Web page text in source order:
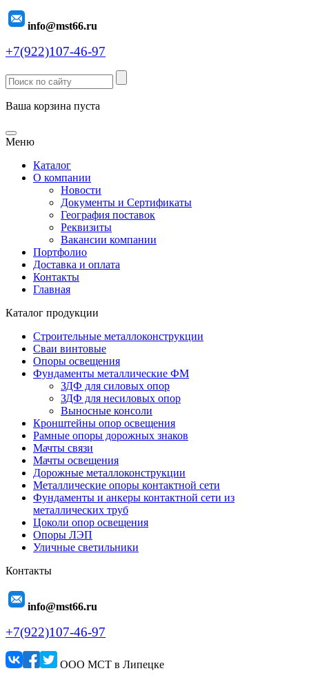
info@mst66.ru
+7(922)107-46-97
Ваша корзина пуста
Меню
Каталог
О компании
Новости
Документы и Сертификаты
География поставок
Реквизиты
Вакансии компании
Портфолио
Доставка и оплата
Контакты
Главная
Каталог продукции
Строительные металлоконструкции
Сваи винтовые
Опоры освещения
Фундаменты металлические ФМ
ЗДФ для силовых опор
ЗДФ для несиловых опор
Выносные консоли
Кронштейны опор освещения
Рамные опоры дорожных знаков
Мачты связи
Мачты освещения
Дорожные металлоконструкции
Металлические опоры контактной сети
Фундаменты и анкеры контактной сети из
металлических труб
Цоколи опор освещения
Опоры ЛЭП
Уличные светильники
Контакты
info@mst66.ru
+7(922)107-46-97
ООО МСТ в Липецке